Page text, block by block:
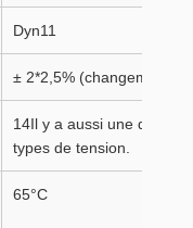
Dyn11
± 2*2,5% (changement
14Il y a aussi une
types de tension.
65°C